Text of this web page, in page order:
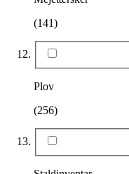
(141)
Plov
(256)